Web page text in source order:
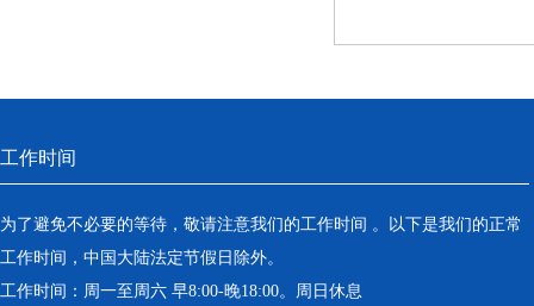
工作时间
为了避免不必要的等待，敬请注意我们的工作时间 。以下是我们的正常
工作时间，中国大陆法定节假日除外。
工作时间：周一至周六 早8:00-晚18:00。周日休息